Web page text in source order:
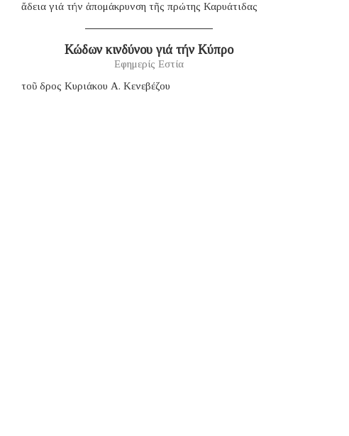
ἄδεια γιά τήν ἀπομάκρυνση τῆς πρώτης Καρυάτιδας
Κώδων κινδύνου γιά τήν Κύπρο
Εφημερίς Εστία
τοῦ δρος Κυριάκου Α. Κενεβέζου